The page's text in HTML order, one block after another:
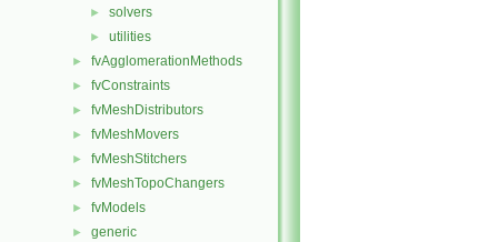
► solvers
► utilities
► fvAgglomerationMethods
► fvConstraints
► fvMeshDistributors
► fvMeshMovers
► fvMeshStitchers
► fvMeshTopoChangers
► fvModels
► generic